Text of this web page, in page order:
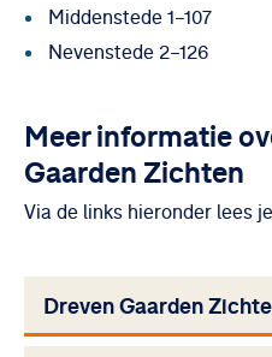
Middenstede 1–107
Nevenstede 2–126
Meer informatie
Gaarden Zichten
Via de links hieronder lees
Dreven Gaarden